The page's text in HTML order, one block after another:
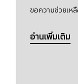
ขอความช่วยเห
อ่านเพิ่มเติม